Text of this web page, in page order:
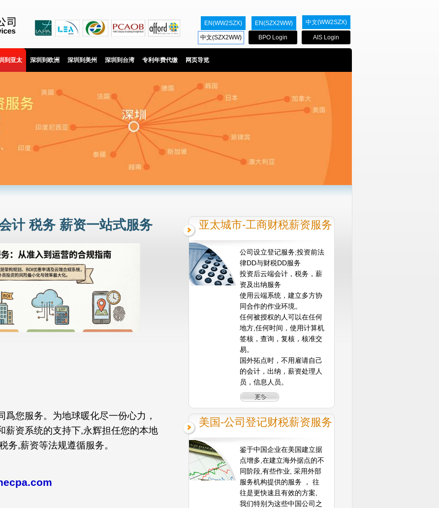
EN(WW2SZX) EN(SZX2WW) 中文(WW2SZX)
中文(SZX2WW) BPO Login AIS Login
到亚太 深圳到欧洲 深圳到美州 深圳到台湾 专利年费代缴 网页导览
计 税务 薪资一站式服务
您服务。为地球暖化尽一份心力，
薪资系统的支持下,永辉担任您的本地
务,薪资等法规遵循服务。
亚太城市-工商财税薪资服务
公司设立登记服务;投资前法
律DD与财税DD服务
投资后云端会计，税务，薪
资及出纳服务
使用云端系统，建立多方协
同合作的作业环境。
任何被授权的人可以在任何
地方,任何时间，使用计算机
签核，查询，复核，核准交
易。
国外拓点时，不用雇请自己
的会计，出纳，薪资处理人
员，信息人员。
美国-公司登记财税薪资服务
鉴于中国企业在美国建立据
点增多,在建立海外据点的不
同阶段,有些作业, 采用外部
服务机构提供的服务 ， 往
往是更快速且有效的方案,
我们特别为这些中国公司之